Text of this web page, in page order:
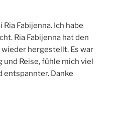
Fabijenna. Ich habe
Ria Fabijenna hat den
hergestellt. Es war
Reise, fühle mich viel
entspannter. Danke